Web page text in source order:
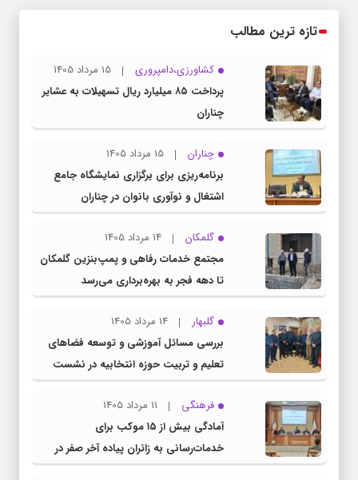
تازه ترین مطالب
کشاورزی،دامپروری
15 مرداد 1405
پرداخت ۸۵ میلیارد ریال تسهیلات به عشایر
چناران
چناران
15 مرداد 1405
برنامه‌ریزی برای برگزاری نمایشگاه جامع
اشتغال و نوآوری بانوان در چناران
گلمکان
14 مرداد 1405
مجتمع خدمات رفاهی و پمپ‌بنزین گلمکان
تا دهه فجر به بهره‌برداری می‌رسد
گلبهار
14 مرداد 1405
بررسی مسائل آموزشی و توسعه فضاهای
تعلیم و تربیت حوزه انتخابیه در نشست
مشترک عضو کمیسیون آموزش مجلس با
مدیرکل آموزش و پرورش خراسان رضوی
فرهنگی
11 مرداد 1405
آمادگی بیش از ۱۵ موکب برای
خدمات‌رسانی به زائران پیاده آخر صفر در
شهرستان چناران